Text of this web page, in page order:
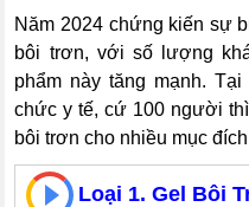
Năm 2024 chứng kiến sự
bôi trơn, với số lượng
phẩm này tăng mạnh.
chức y tế, cứ 100 người
bôi trơn cho nhiều mục
Loại 1. Gel Bôi